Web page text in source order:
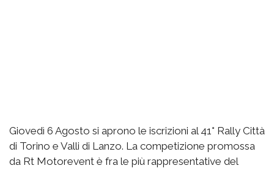
Giovedì 6 Agosto si aprono le iscrizioni al 41° Rally Città
di Torino e Valli di Lanzo. La competizione promossa
da Rt Motorevent è fra le più rappresentative del